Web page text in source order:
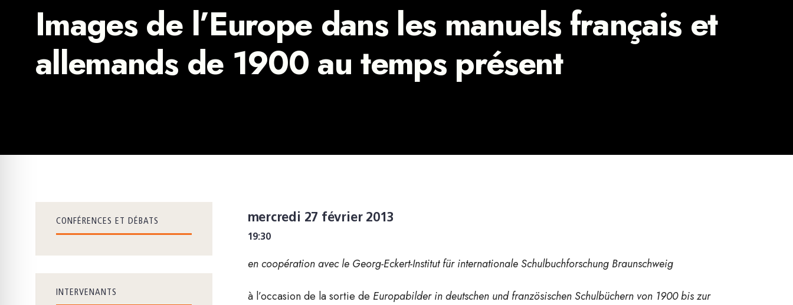
Images de l’Europe dans les manuels français et
allemands de 1900 au temps présent
mercredi 27 février 2013
19:30
en coopération avec le Georg-Eckert-Institut für internationale Schulbuchforschung Braunschweig
à l’occasion de la sortie de Europabilder in deutschen und französischen Schulbüchern von 1900 bis zur
CONFÉRENCES ET DÉBATS
INTERVENANTS